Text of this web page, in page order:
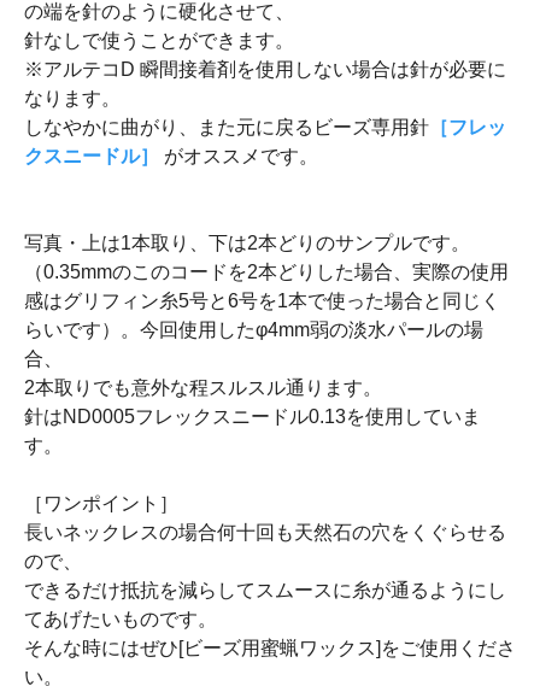
の端を針のように硬化させて、
針なしで使うことができます。
※アルテコD 瞬間接着剤を使用しない場合は針が必要に
なります。
しなやかに曲がり、また元に戻るビーズ専用針 ［フレッ
クスニードル］ がオススメです。
写真・上は1本取り、下は2本どりのサンプルです。
（0.35mmのこのコードを2本どりした場合、実際の使用
感はグリフィン糸5号と6号を1本で使った場合と同じく
らいです）。今回使用したφ4mm弱の淡水パールの場
合、
2本取りでも意外な程スルスル通ります。
針はND0005フレックスニードル0.13を使用していま
す。
［ワンポイント］
長いネックレスの場合何十回も天然石の穴をくぐらせる
ので、
できるだけ抵抗を減らしてスムースに糸が通るようにし
てあげたいものです。
そんな時にはぜひ[ビーズ用蜜蝋ワックス]をご使用くださ
い。